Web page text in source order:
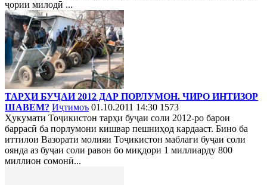
ҷории милодӣ ...
ТАРҲИ БУҶАИ 2012 ДАР ПОРЛУМОН. ЧИРО ИНТИЗОР
ШАВЕМ? Иҷтимоъ 01.10.2011 14:30 1573
Ҳукумати Тоҷикистон тарҳи буҷаи соли 2012-ро барои
баррасӣ ба порлумони кишвар пешниҳод кардааст. Бино ба
иттилои Вазорати молияи Тоҷикистон маблағи буҷаи соли
оянда аз буҷаи соли равон бо миқдори 1 миллиарду 800
миллион сомонӣ...